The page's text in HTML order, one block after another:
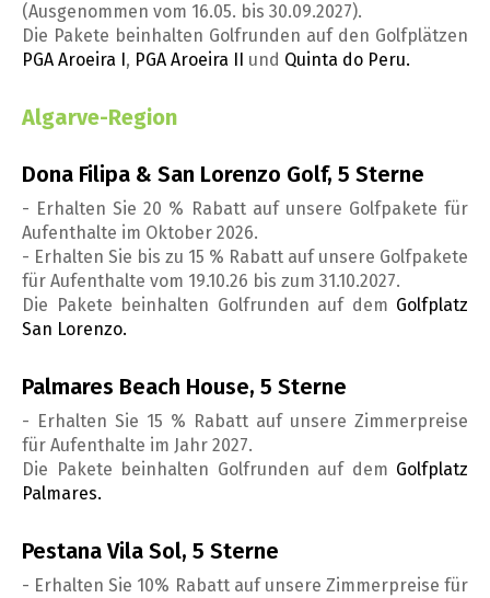
(Ausgenommen vom 16.05. bis 30.09.2027).
Die Pakete beinhalten Golfrunden auf den Golfplätzen
PGA Aroeira I, PGA Aroeira II und Quinta do Peru.
Algarve-Region
Dona Filipa & San Lorenzo Golf, 5 Sterne
- Erhalten Sie 20 % Rabatt auf unsere Golfpakete für
Aufenthalte im Oktober 2026.
- Erhalten Sie bis zu 15 % Rabatt auf unsere Golfpakete
für Aufenthalte vom 19.10.26 bis zum 31.10.2027.
Die Pakete beinhalten Golfrunden auf dem Golfplatz
San Lorenzo.
Palmares Beach House, 5 Sterne
- Erhalten Sie 15 % Rabatt auf unsere Zimmerpreise
für Aufenthalte im Jahr 2027.
Die Pakete beinhalten Golfrunden auf dem Golfplatz
Palmares.
Pestana Vila Sol, 5 Sterne
- Erhalten Sie 10% Rabatt auf unsere Zimmerpreise für